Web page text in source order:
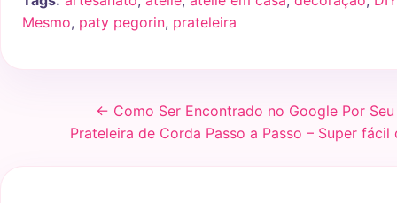
Mesmo, paty pegorin, prateleira
← Como Ser Encontrado no Google Por
Prateleira de Corda Passo a Passo – Super